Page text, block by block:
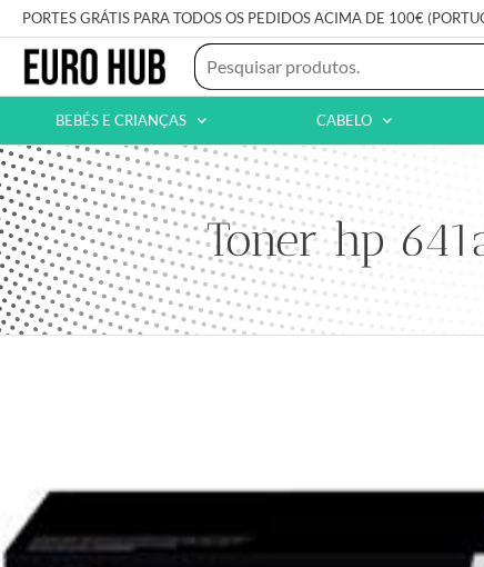
PORTES GRÁTIS PARA TODOS OS PEDIDOS ACIMA DE 100€
BEBÉS E CRIANÇAS CABELO
Toner hp